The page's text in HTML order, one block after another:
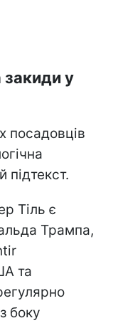
закиди у
посадовців
підтекст.
Тіль є
Трампа,
та
боку